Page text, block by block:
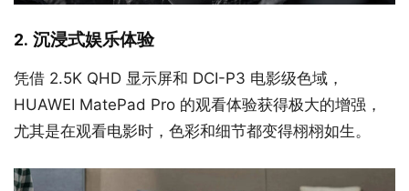
2. 沉浸式娱乐体验
凭借 2.5K QHD 显示屏和 DCI-P3 电影级色域，
HUAWEI MatePad Pro 的观看体验获得极大的增强，
尤其是在观看电影时，色彩和细节都变得栩栩如生。